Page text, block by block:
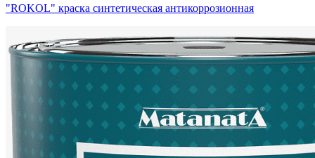
"ROKOL" краска синтетическая антикоррозионная